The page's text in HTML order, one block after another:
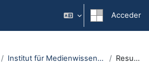
Acceder
Institut für Medienwissenschaft Resumen